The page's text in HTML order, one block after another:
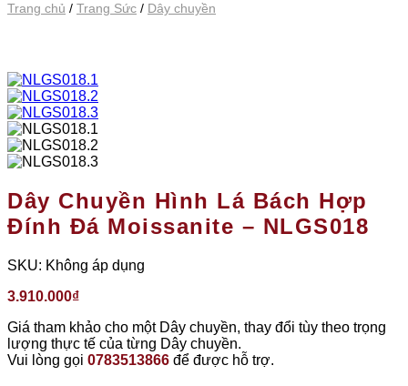
Trang chủ / Trang Sức / Dây chuyền
Dây Chuyền Hình Lá Bách Hợp
Đính Đá Moissanite – NLGS018
SKU: Không áp dụng
3.910.000₫
Giá tham khảo cho một Dây chuyền, thay đổi tùy theo trọng
lượng thực tế của từng Dây chuyền.
Vui lòng gọi 0783513866 để được hỗ trợ.